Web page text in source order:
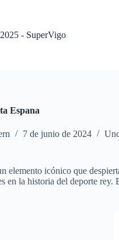
- SuperVigo
Espana
7 de junio de 2024
elemento icónico que
en la historia del deporte